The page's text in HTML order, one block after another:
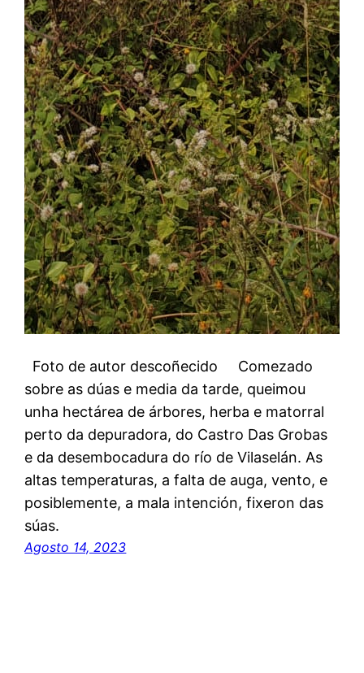
Foto de autor descoñecido Comezado
sobre as dúas e media da tarde, queimou
unha hectárea de árbores, herba e matorral
perto da depuradora, do Castro Das Grobas
e da desembocadura do río de Vilaselán. As
altas temperaturas, a falta de auga, vento, e
posiblemente, a mala intención, fixeron das
súas.
Agosto 14, 2023